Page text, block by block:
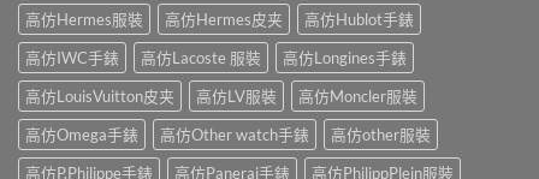
高仿Hermes服裝
高仿Hermes皮夹
高仿Hublot手錶
高仿IWC手錶
高仿Lacoste 服裝
高仿Longines手錶
高仿LouisVuitton皮夹
高仿LV服裝
高仿Moncler服裝
高仿Omega手錶
高仿Other watch手錶
高仿other服裝
高仿P.Philippe手錶
高仿Panerai手錶 高仿PhilippPlein服裝